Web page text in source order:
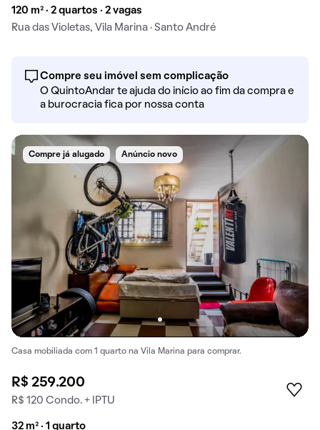
120 m² · 2 quartos · 2 vagas
Rua das Violetas, Vila Marina · Santo André
Compre seu imóvel sem complicação
O QuintoAndar te ajuda do início ao fim da compra e
a burocracia fica por nossa conta
Compre já alugado Anúncio novo
Casa mobiliada com 1 quarto na Vila Marina para comprar.
R$ 259.200
R$ 120 Condo. + IPTU
32 m² · 1 quarto